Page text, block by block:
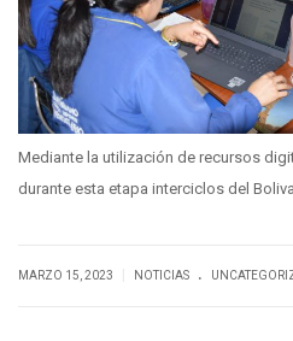
Mediante la utilización de recursos
durante esta etapa interciclos del
MARZO 15, 2023 NOTICIAS .